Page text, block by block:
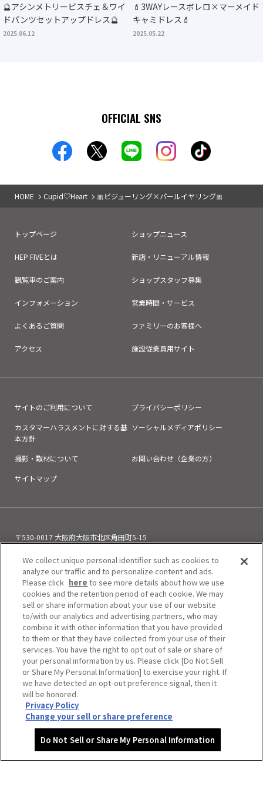
🔮アシンメトリービスチェ＆ワイ
ドパンツセットアップドレス🔮
2025.06.12
💄3WAYレースボレロ×マーメイド
キャミドレス💄
2025.05.22
OFFICIAL SNS
HOME Cupid♡Heart 🎀ビジューリング×パールイヤリング🎀
トップページ ショップニュース
HEP FIVEとは 新店・リニューアル情報
観覧車のご案内 ショップスタッフ募集
インフォメーション 営業時間・サービス
よくあるご質問 ファミリーのお客様へ
アクセス 施設従業員用サイト
サイトのご利用について
プライバシーポリシー
カスタマーハラスメントに対する基
本方針
ソーシャルメディアポリシー
撮影・取材について
お問い合わせ（企業の方）
サイトマップ
〒530-0017 大阪府大阪市北区角田町5-15
06-6313-0501（11:00～21:00）
Do Not Sell or Share My Personal Information
Copyright © HEP FIVE. All Rights Reserved.
We collect unique personal identifier such as cookies to
analyze our traffic and to personalize content and ads.
Please click here to see more details about how we use
cookies and the retention period of each cookie. We may
sell or share information about your use of our website
to/with our analytics and advertising partners, who may
combine it with other information that you have provided
to them or that they have collected from your use of their
services. You have the right to opt out of sale or share of
your personal information by us. Please click [Do Not Sell
or Share My Personal Information] to exercise your right. If
we have detected an opt-out preference signal, then it
will be honored.
Privacy Policy
Change your sell or share preference
Do Not Sell or Share My Personal Information